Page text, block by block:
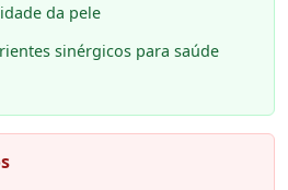
da pele
sinérgicos para saúde